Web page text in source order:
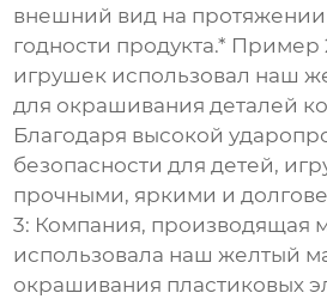
внешний вид на протяжении
годности продукта.* Пример
игрушек использовал наш
для окрашивания деталей
Благодаря высокой
безопасности для детей,
прочными, яркими и
3: Компания, производящая
использовала нашжелтый
окрашивания пластиковых